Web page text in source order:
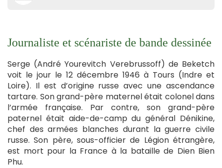
Journaliste et scénariste de bande dessinée
Serge (André Yourevitch Verebrussoff) de Beketch
voit le jour le 12 décembre 1946 à Tours (Indre et
Loire). Il est d’origine russe avec une ascendance
tartare. Son grand-père maternel était colonel dans
l’armée française. Par contre, son grand-père
paternel était aide-de-camp du général Dénikine,
chef des armées blanches durant la guerre civile
russe. Son père, sous-officier de Légion étrangère,
est mort pour la France à la bataille de Dien Bien
Phu.